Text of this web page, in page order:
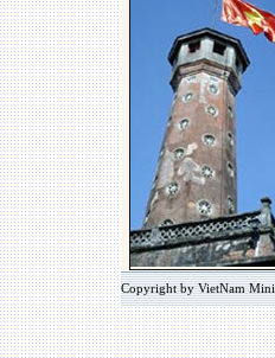
Copyright by VietNam